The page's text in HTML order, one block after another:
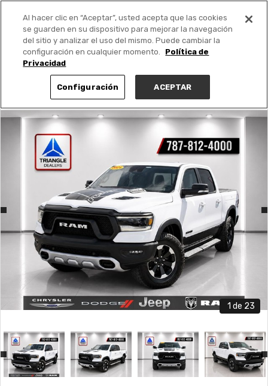
PUBLICA GRATIS +
1 de 23
Al hacer clic en “Aceptar”, usted acepta que las cookies
se guarden en su dispositivo para mejorar la navegación
del sitio y analizar el uso del mismo. Puede cambiar la
configuración en cualquier momento.
Política de
Privacidad
Configuración ACEPTAR